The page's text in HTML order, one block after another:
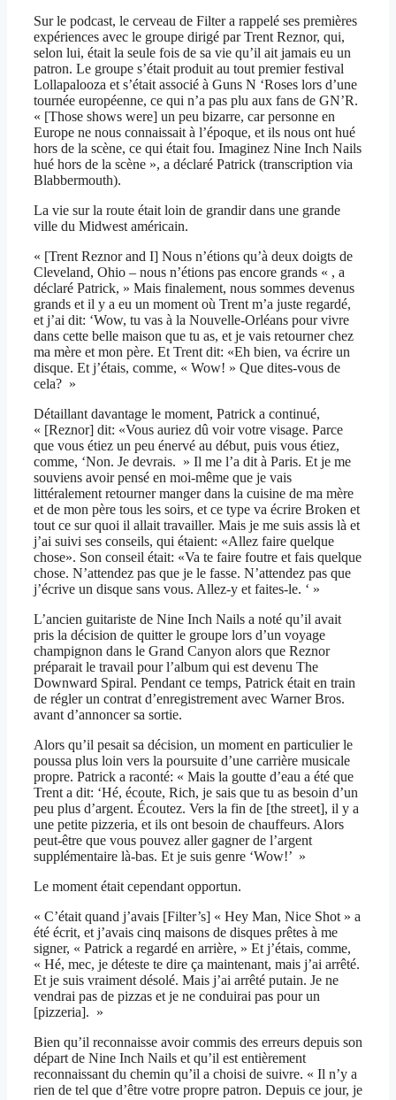
Sur le podcast, le cerveau de Filter a rappelé ses premières
expériences avec le groupe dirigé par Trent Reznor, qui,
selon lui, était la seule fois de sa vie qu’il ait jamais eu un
patron. Le groupe s’était produit au tout premier festival
Lollapalooza et s’était associé à Guns N ‘Roses lors d’une
tournée européenne, ce qui n’a pas plu aux fans de GN’R.
« [Those shows were] un peu bizarre, car personne en
Europe ne nous connaissait à l’époque, et ils nous ont hué
hors de la scène, ce qui était fou. Imaginez Nine Inch Nails
hué hors de la scène », a déclaré Patrick (transcription via
Blabbermouth).
La vie sur la route était loin de grandir dans une grande
ville du Midwest américain.
« [Trent Reznor and I] Nous n’étions qu’à deux doigts de
Cleveland, Ohio – nous n’étions pas encore grands « , a
déclaré Patrick, » Mais finalement, nous sommes devenus
grands et il y a eu un moment où Trent m’a juste regardé,
et j’ai dit: ‘Wow, tu vas à la Nouvelle-Orléans pour vivre
dans cette belle maison que tu as, et je vais retourner chez
ma mère et mon père. Et Trent dit: «Eh bien, va écrire un
disque. Et j’étais, comme, « Wow! » Que dites-vous de
cela? »
Détaillant davantage le moment, Patrick a continué,
« [Reznor] dit: «Vous auriez dû voir votre visage. Parce
que vous étiez un peu énervé au début, puis vous étiez,
comme, ‘Non. Je devrais. » Il me l’a dit à Paris. Et je me
souviens avoir pensé en moi-même que je vais
littéralement retourner manger dans la cuisine de ma mère
et de mon père tous les soirs, et ce type va écrire Broken et
tout ce sur quoi il allait travailler. Mais je me suis assis là et
j’ai suivi ses conseils, qui étaient: «Allez faire quelque
chose». Son conseil était: «Va te faire foutre et fais quelque
chose. N’attendez pas que je le fasse. N’attendez pas que
j’écrive un disque sans vous. Allez-y et faites-le. ‘ »
L’ancien guitariste de Nine Inch Nails a noté qu’il avait
pris la décision de quitter le groupe lors d’un voyage
champignon dans le Grand Canyon alors que Reznor
préparait le travail pour l’album qui est devenu The
Downward Spiral. Pendant ce temps, Patrick était en train
de régler un contrat d’enregistrement avec Warner Bros.
avant d’annoncer sa sortie.
Alors qu’il pesait sa décision, un moment en particulier le
poussa plus loin vers la poursuite d’une carrière musicale
propre. Patrick a raconté: « Mais la goutte d’eau a été que
Trent a dit: ‘Hé, écoute, Rich, je sais que tu as besoin d’un
peu plus d’argent. Écoutez. Vers la fin de [the street], il y a
une petite pizzeria, et ils ont besoin de chauffeurs. Alors
peut-être que vous pouvez aller gagner de l’argent
supplémentaire là-bas. Et je suis genre ‘Wow!’ »
Le moment était cependant opportun.
« C’était quand j’avais [Filter’s] « Hey Man, Nice Shot » a
été écrit, et j’avais cinq maisons de disques prêtes à me
signer, « Patrick a regardé en arrière, » Et j’étais, comme,
« Hé, mec, je déteste te dire ça maintenant, mais j’ai arrêté.
Et je suis vraiment désolé. Mais j’ai arrêté putain. Je ne
vendrai pas de pizzas et je ne conduirai pas pour un
[pizzeria]. »
Bien qu’il reconnaisse avoir commis des erreurs depuis son
départ de Nine Inch Nails et qu’il est entièrement
reconnaissant du chemin qu’il a choisi de suivre. « Il n’y a
rien de tel que d’être votre propre patron. Depuis ce jour, je